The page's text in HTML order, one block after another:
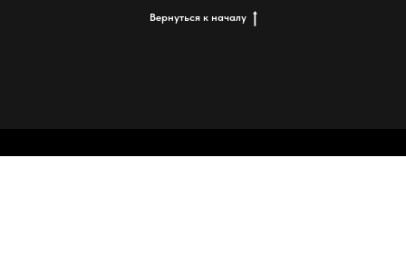
Вернуться к началу